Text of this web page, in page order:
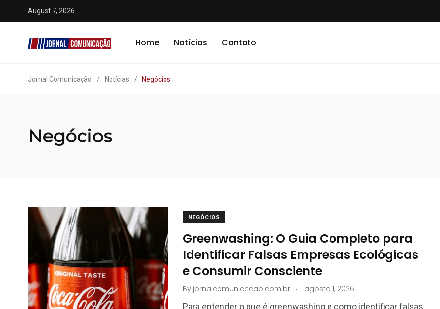
August 7, 2026
Home Notícias Contato
Jornal Comunicação / Notícias / Negócios
Negócios
NEGÓCIOS
Greenwashing: O Guia Completo para
Identificar Falsas Empresas Ecológicas
e Consumir Consciente
By jornalcomunicacao.com.br . agosto 1, 2026
Para entender o que é greenwashing e como identificar falsas